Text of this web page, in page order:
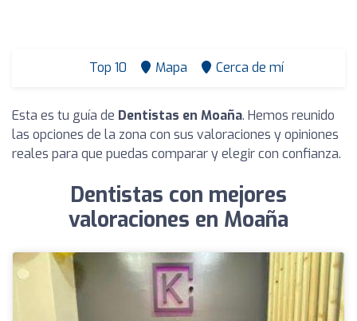
Top 10 Mapa Cerca de mí
Esta es tu guía de Dentistas en Moaña. Hemos reunido
las opciones de la zona con sus valoraciones y opiniones
reales para que puedas comparar y elegir con confianza.
Dentistas con mejores
valoraciones en Moaña